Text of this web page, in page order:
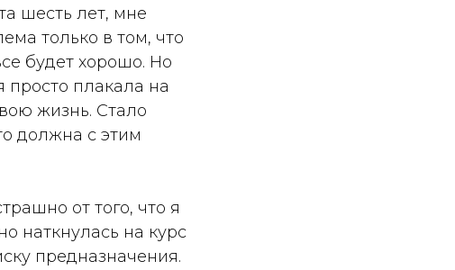
шесть лет, мне
только в том, что
будет хорошо. Но
просто плакала на
жизнь. Стало
должна с этим
от того, что я
наткнулась на курс
предназначения.